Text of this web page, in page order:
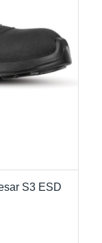
S3 ESD